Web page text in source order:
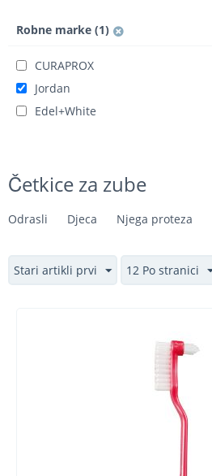
Robne marke (1)
CURAPROX
Jordan
Edel+White
Četkice za zube
Odrasli Djeca Njega proteza
Stari artikli prvi 12 Po stranici